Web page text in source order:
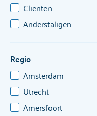
HBO en WO
Cliënten
Anderstaligen
Regio
Amsterdam
Utrecht
Amersfoort